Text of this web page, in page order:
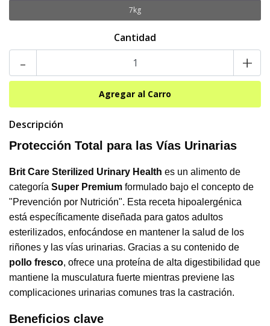
7kg
Cantidad
- +
Descripción
Protección Total para las Vías Urinarias
Brit Care Sterilized Urinary Health es un alimento de
categoría Super Premium formulado bajo el concepto de
"Prevención por Nutrición". Esta receta hipoalergénica
está específicamente diseñada para gatos adultos
esterilizados, enfocándose en mantener la salud de los
riñones y las vías urinarias. Gracias a su contenido de
pollo fresco, ofrece una proteína de alta digestibilidad que
mantiene la musculatura fuerte mientras previene las
complicaciones urinarias comunes tras la castración.
Beneficios clave